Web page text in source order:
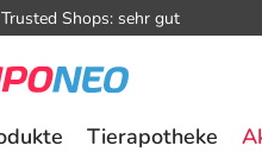
Trusted Shops: sehr gut
Tierapotheke